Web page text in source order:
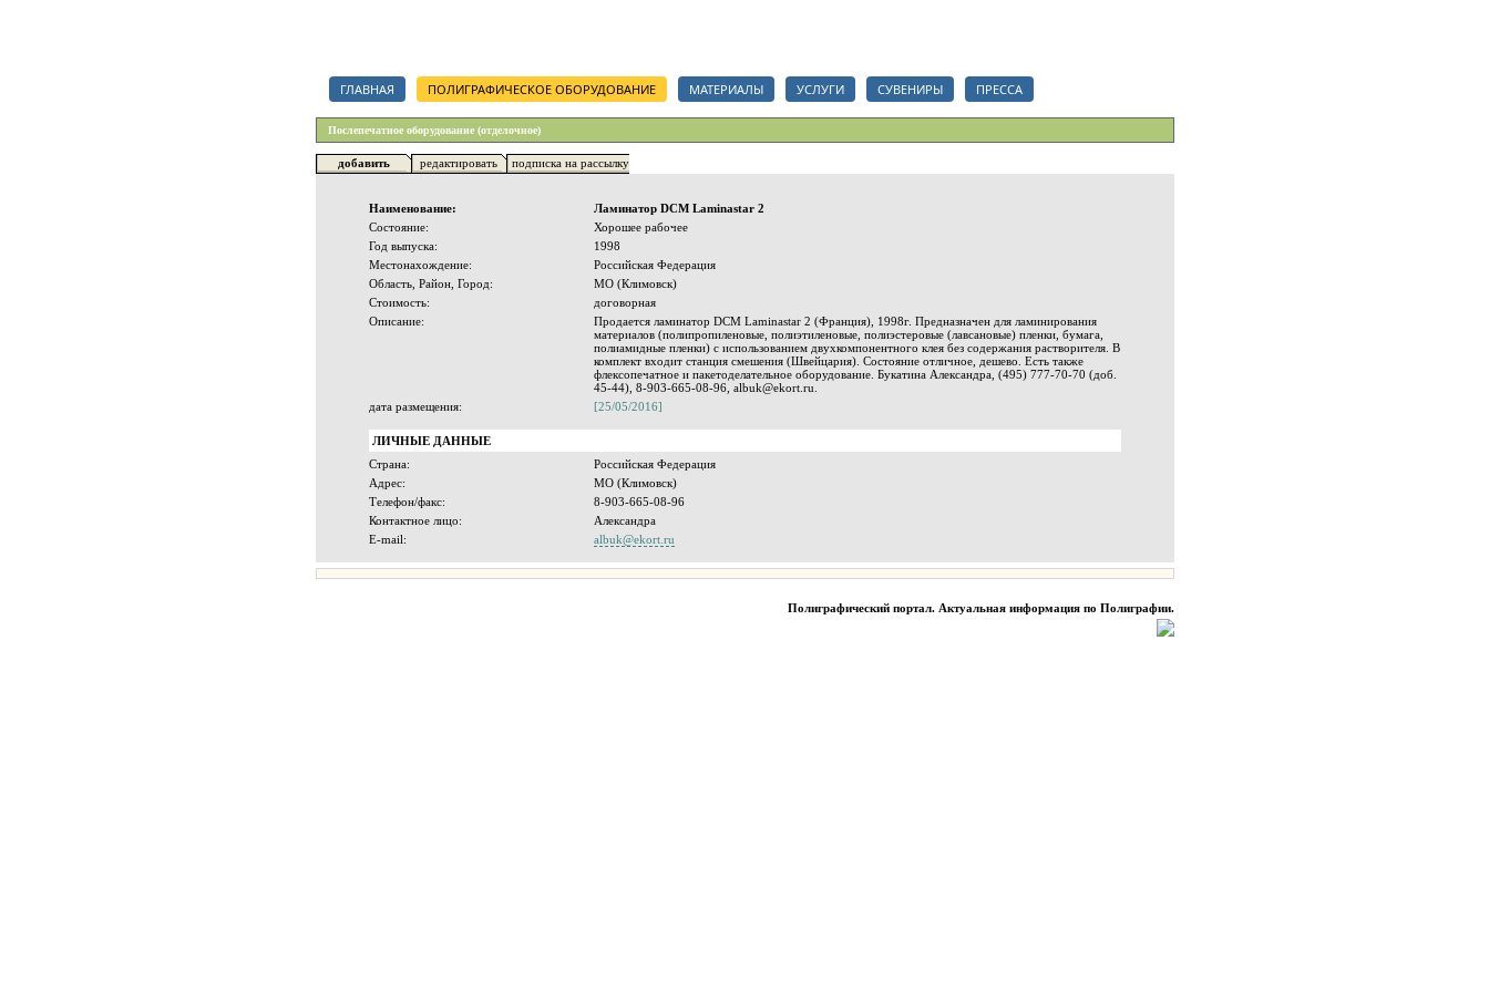
ГЛАВНАЯ ПОЛИГРАФИЧЕСКОЕ ОБОРУДОВАНИЕ МАТЕРИАЛЫ УСЛУГИ СУВЕНИРЫ ПРЕССА
Послепечатное оборудование (отделочное)
добавить редактировать подписка на рассылку
Наименование:
Ламинатор DCM Laminastar 2
Состояние:
Хорошее рабочее
Год выпуска:
1998
Местонахождение:
Российская Федерация
Область, Район, Город:
МО (Климовск)
Стоимость:
договорная
Описание:
Продается ламинатор DCM Laminastar 2 (Франция), 1998г. Предназначен для ламинирования
материалов (полипропиленовые, полиэтиленовые, полиэстеровые (лавсановые) пленки, бумага,
полиамидные пленки) с использованием двухкомпонентного клея без содержания растворителя. В
комплект входит станция смешения (Швейцария). Состояние отличное, дешево. Есть также
флексопечатное и пакетоделательное оборудование. Букатина Александра, (495) 777-70-70 (доб.
45-44), 8-903-665-08-96, albuk@ekort.ru.
дата размещения:
[25/05/2016]
ЛИЧНЫЕ ДАННЫЕ
Страна:
Российская Федерация
Адрес:
МО (Климовск)
Телефон/факс:
8-903-665-08-96
Контактное лицо:
Александра
E-mail:
albuk@ekort.ru
Полиграфический портал. Актуальная информация по Полиграфии.